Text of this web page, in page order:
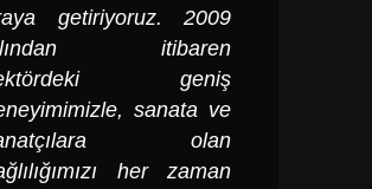
getiriyoruz. 2009
itibaren
geniş
sanata ve
olan
her zaman